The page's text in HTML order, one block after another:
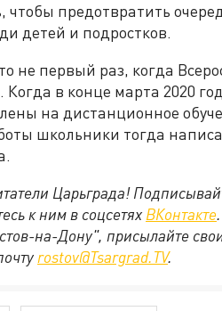
чтобы предотвратить
детей и подростков.
не первый раз, когда
Когда в конце марта 2020
на дистанционное
школьники тогда
Царьграда!
к ним в соцсетях ВКонтакте
на-Дону", присылайте
rostov@Tsargrad.ТV.